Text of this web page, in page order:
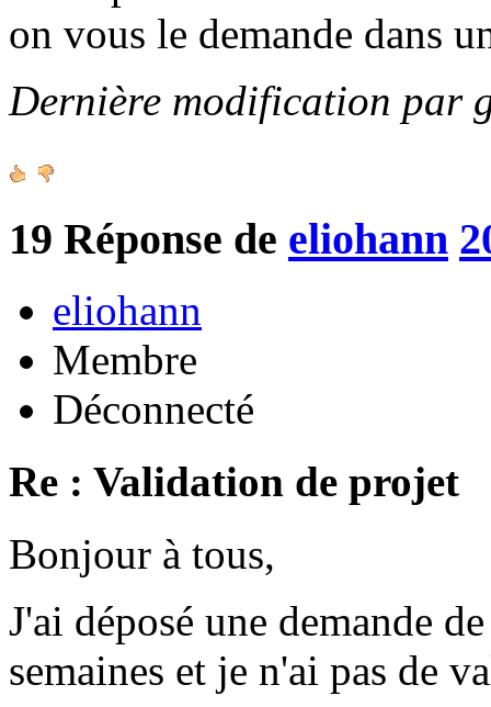
on vous le demande dans
Dernière modification par
19 Réponse de eliohann
eliohann
Membre
Déconnecté
Re : Validation de projet
Bonjour à tous,
J'ai déposé une demande
semaines et je n'ai pas de